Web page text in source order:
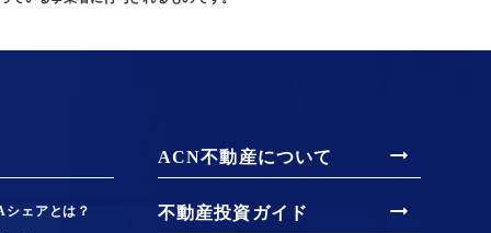
ェアとは？
ACN不動産について arrow_right_alt
不動産投資ガイド arrow_right_alt